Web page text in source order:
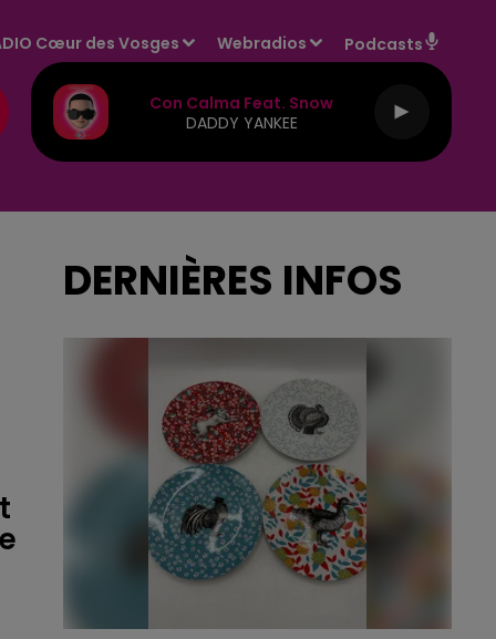
Cœur des Vosges Webradios Podcasts
Con Calma Feat. Snow
DADDY YANKEE
DERNIÈRES INFOS